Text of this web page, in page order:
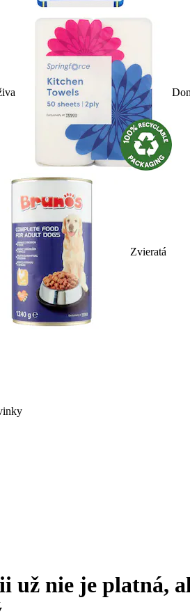
Zvieratá
už nie je platná,